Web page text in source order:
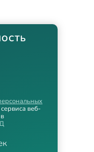
веб-